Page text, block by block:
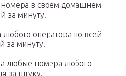
в своем домашнем
за минуту.
оператора по всей
за минуту.
любые номера любого
за штуку.